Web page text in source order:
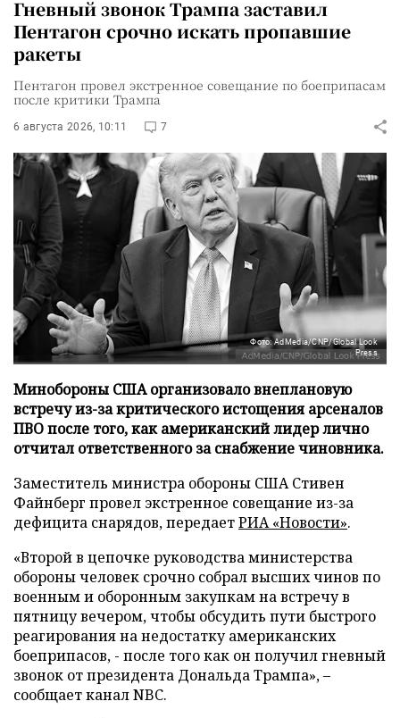
Гневный звонок Трампа заставил
Пентагон срочно искать пропавшие
ракеты
Пентагон провел экстренное совещание по боеприпасам
после критики Трампа
6 августа 2026, 10:11 7
Фото: AdMedia/CNP/Global Look
Press
Минобороны США организовало внеплановую
встречу из-за критического истощения арсеналов
ПВО после того, как американский лидер лично
отчитал ответственного за снабжение чиновника.
Заместитель министра обороны США Стивен
Файнберг провел экстренное совещание из-за
дефицита снарядов, передаетРИА «Новости».
«Второй в цепочке руководства министерства
обороны человек срочно собрал высших чинов по
военным и оборонным закупкам на встречу в
пятницу вечером, чтобы обсудить пути быстрого
реагирования на недостатку американских
боеприпасов, - после того как он получил гневный
звонок от президента Дональда Трампа», –
сообщает канал NBC.